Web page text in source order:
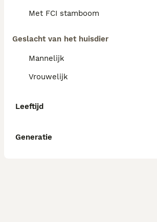
Met FCI stamboom
Geslacht van het huisdier
Mannelijk
Vrouwelijk
Leeftijd
Generatie